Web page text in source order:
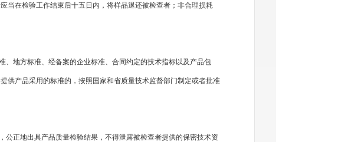
当在检验工作结束后十五日内，将样品退还被检查者；非合理损耗
地方标准、经备案的企业标准、合同约定的技术指标以及产品包
供产品采用的标准的，按照国家和省质量技术监督部门制定或者批准
正地出具产品质量检验结果，不得泄露被检查者提供的保密技术资